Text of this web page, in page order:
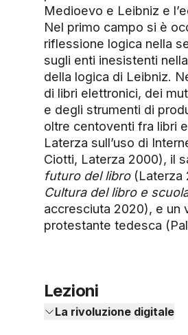
Medioevo e Leibniz e
Nel primo campo si è
riflessione logica nella
sugli enti inesistenti
della logica di Leibniz.
di libri elettronici, dei
e degli strumenti di
oltre centoventi fra libri
Laterza sull’uso di
Ciotti, Laterza 2000), il
futuro del libro(Laterza
Cultura del libro e
accresciuta 2020), e un
protestante tedesca
Lezioni
La rivoluzione digitale